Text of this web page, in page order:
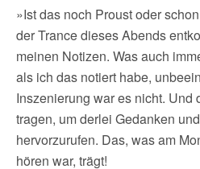
»Ist das noch Proust oder
der Trance dieses Abends
meinen Notizen. Was auch
als ich das notiert habe,
Inszenierung war es nicht. Und
tragen, um derlei Gedanken
hervorzurufen. Das, was am
hören war, trägt!